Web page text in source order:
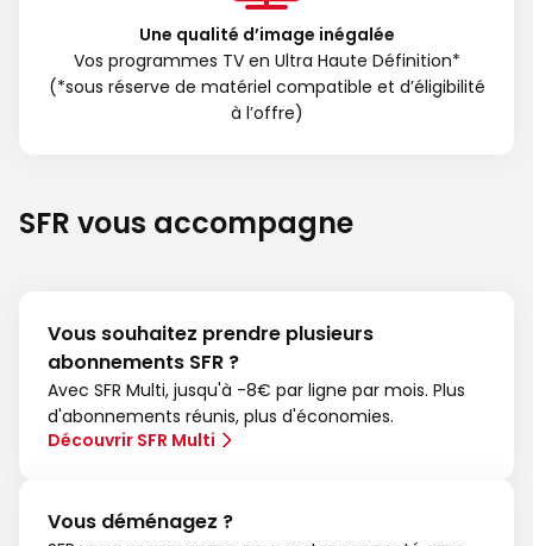
Une qualité d’image inégalée
Vos programmes TV en Ultra Haute Définition*
(*sous réserve de matériel compatible et d’éligibilité
à l’offre)
SFR vous accompagne
Vous souhaitez prendre plusieurs
abonnements SFR ?
Avec SFR Multi, jusqu'à -8€ par ligne par mois. Plus
d'abonnements réunis, plus d'économies.
Découvrir SFR Multi
Vous déménagez ?